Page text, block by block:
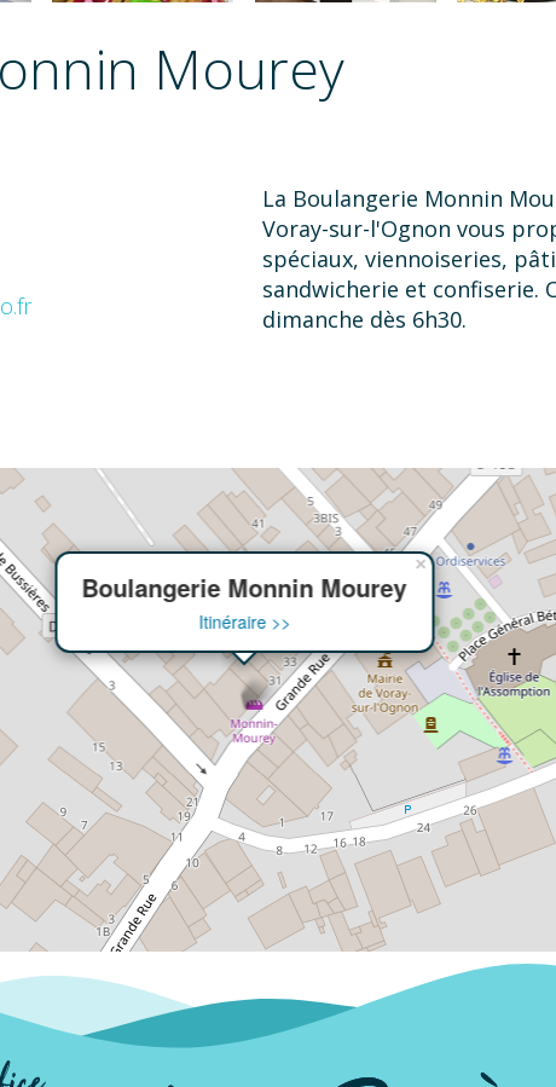
Mourey
La Boulangerie Monnin
Voray-sur-l'Ognon vous
spéciaux, viennoiseries,
sandwicherie et confiserie.
dimanche dès 6h30.
Boulangerie Monnin Mourey
Itinéraire >>
×